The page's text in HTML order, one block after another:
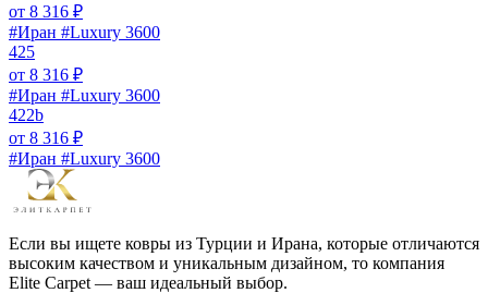
от 8 316 ₽
#Иран #Luxury 3600
425
от 8 316 ₽
#Иран #Luxury 3600
422b
от 8 316 ₽
#Иран #Luxury 3600
Если вы ищете ковры из Турции и Ирана, которые отличаются
высоким качеством и уникальным дизайном, то компания
Elite Carpet — ваш идеальный выбор.